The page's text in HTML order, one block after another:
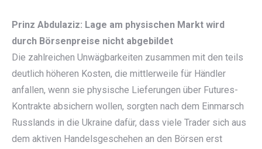
Prinz Abdulaziz: Lage am physischen Markt wird
durch Börsenpreise nicht abgebildet
Die zahlreichen Unwägbarkeiten zusammen mit den teils
deutlich höheren Kosten, die mittlerweile für Händler
anfallen, wenn sie physische Lieferungen über Futures-
Kontrakte absichern wollen, sorgten nach dem Einmarsch
Russlands in die Ukraine dafür, dass viele Trader sich aus
dem aktiven Handelsgeschehen an den Börsen erst